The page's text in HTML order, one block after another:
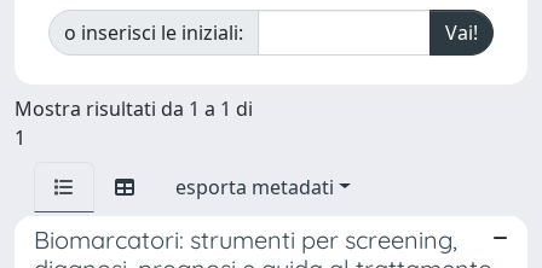
o inserisci le iniziali:
Mostra risultati da 1 a 1 di
1
esporta metadati
Biomarcatori: strumenti per screening,